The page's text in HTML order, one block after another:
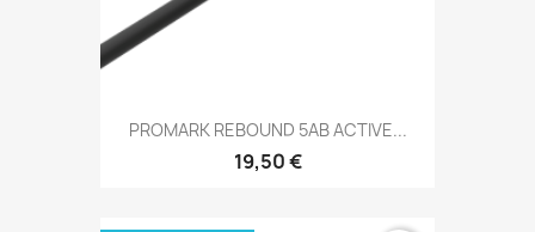
PROMARK REBOUND 5AB ACTIVE...
19,50 €